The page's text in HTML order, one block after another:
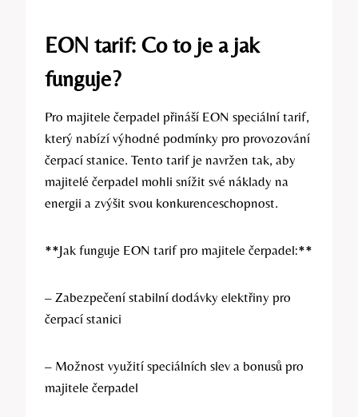
EON tarif: Co to je a jak
funguje?
Pro majitele čerpadel přináší EON speciální tarif,
který nabízí výhodné podmínky pro provozování
čerpací stanice. Tento tarif je navržen tak, aby
majitelé čerpadel mohli snížit své náklady na
energii a zvýšit svou konkurenceschopnost.
**Jak funguje EON tarif pro majitele čerpadel:**
– Zabezpečení stabilní dodávky elektřiny pro
čerpací stanici
– Možnost využití speciálních slev a bonusů pro
majitele čerpadel